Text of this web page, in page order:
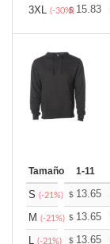
3XL (-30%)
$ 15.83
Tamaño 1-11
S (-21%) $ 13.65
M (-21%) $ 13.65
L (-21%) $ 13.65